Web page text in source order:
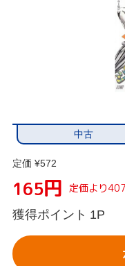
中古
定価 ¥572
165円 定価より
獲得ポイント 1P